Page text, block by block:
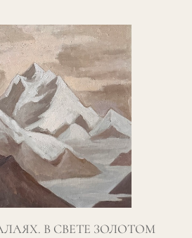
В СВЕТЕ ЗОЛОТОМ